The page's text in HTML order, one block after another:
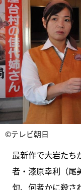
©テレビ朝日
最新作で大岩たち
者・漆原幸利（尾
句、何者かに殺さ